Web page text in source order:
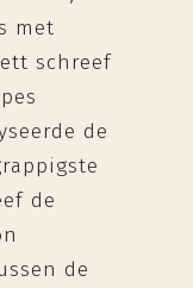
met
schreef
de
de
de